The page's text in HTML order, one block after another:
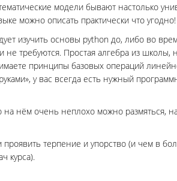
модели бывают настолько
можно описать практически что угодно!
изучить основы python до, либо во
не требуются. Простая алгебра из школы,
принципы базовых операций
у вас всегда есть нужный
нём очень неплохо можно размяться,
проявить терпение и упорство (и чем в
курса).